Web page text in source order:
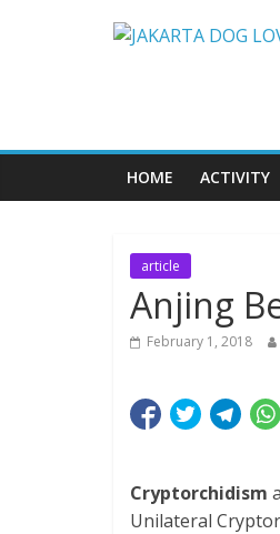
HOME ACTIVITY
article
Anjing
February 1, 2018
Cryptorchidism
Unilateral